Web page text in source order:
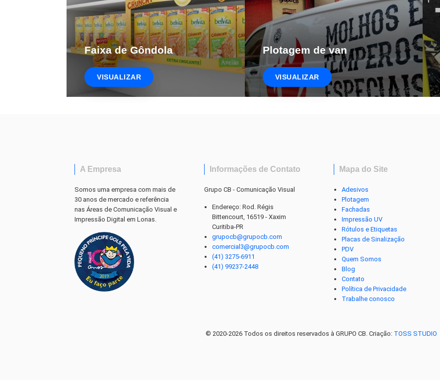
Faixa de Gôndola
VISUALIZAR
Plotagem de van
VISUALIZAR
A Empresa
Somos uma empresa com mais de
30 anos de mercado e referência
nas Áreas de Comunicação Visual e
Impressão Digital em Lonas.
Informações de Contato
Grupo CB - Comunicação Visual
Endereço: Rod. Régis
Bittencourt, 16519 - Xaxim
Curitiba-PR
grupocb@grupocb.com
comercial3@grupocb.com
(41) 3275-6911
(41) 99237-2448
Mapa do Site
Adesivos
Plotagem
Fachadas
Impressão UV
Rótulos e Etiquetas
Placas de Sinalização
PDV
Quem Somos
Blog
Contato
Política de Privacidade
Trabalhe conosco
© 2020-2026 Todos os direitos reservados à GRUPO CB. Criação: TOSS STUDIO